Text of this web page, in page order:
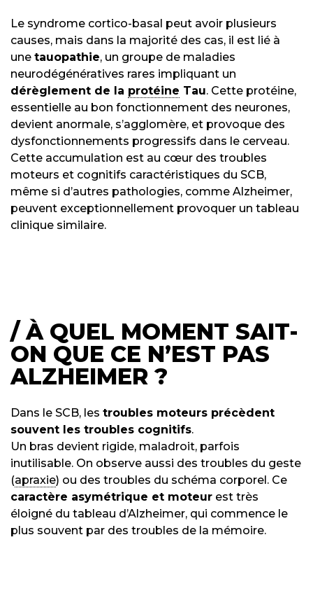
Le syndrome cortico-basal peut avoir plusieurs
causes, mais dans la majorité des cas, il est lié à
une tauopathie, un groupe de maladies
neurodégénératives rares impliquant un
dérèglement de la protéine Tau. Cette protéine,
essentielle au bon fonctionnement des neurones,
devient anormale, s’agglomère, et provoque des
dysfonctionnements progressifs dans le cerveau.
Cette accumulation est au cœur des troubles
moteurs et cognitifs caractéristiques du SCB,
même si d’autres pathologies, comme Alzheimer,
peuvent exceptionnellement provoquer un tableau
clinique similaire.
/À QUEL MOMENT SAIT-
ON QUE CE N’EST PAS
ALZHEIMER ?
Dans le SCB, les troubles moteurs précèdent
souvent les troubles cognitifs.
Un bras devient rigide, maladroit, parfois
inutilisable. On observe aussi des troubles du geste
(apraxie) ou des troubles du schéma corporel. Ce
caractère asymétrique et moteur est très
éloigné du tableau d’Alzheimer, qui commence le
plus souvent par des troubles de la mémoire.